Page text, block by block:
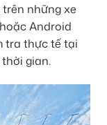
những xe
Android
tra thực tế tại
gian.